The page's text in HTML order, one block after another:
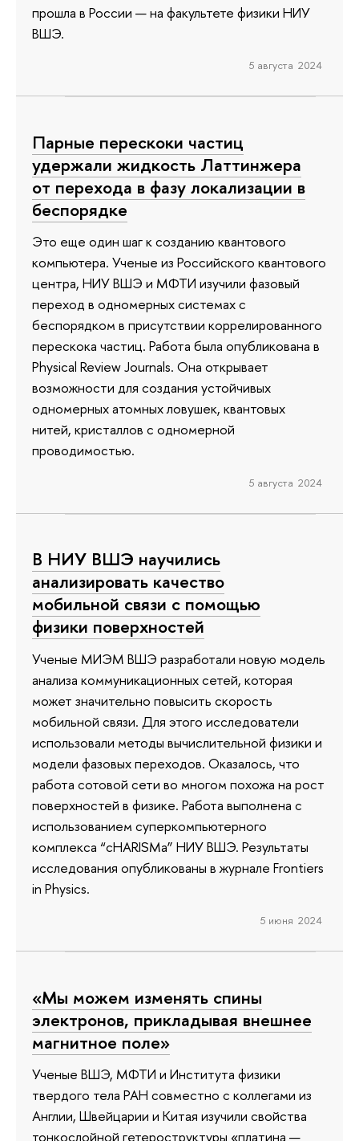
прошла в России — на факультете физики НИУ
ВШЭ.
5 августа 2024
Парные перескоки частиц
удержали жидкость Латтинжера
от перехода в фазу локализации в
беспорядке
Это еще один шаг к созданию квантового
компьютера. Ученые из Российского квантового
центра, НИУ ВШЭ и МФТИ изучили фазовый
переход в одномерных системах с
беспорядком в присутствии коррелированного
перескока частиц. Работа была опубликована в
Physical Review Journals. Она открывает
возможности для создания устойчивых
одномерных атомных ловушек, квантовых
нитей, кристаллов с одномерной
проводимостью.
5 августа 2024
В НИУ ВШЭ научились
анализировать качество
мобильной связи с помощью
физики поверхностей
Ученые МИЭМ ВШЭ разработали новую модель
анализа коммуникационных сетей, которая
может значительно повысить скорость
мобильной связи. Для этого исследователи
использовали методы вычислительной физики и
модели фазовых переходов. Оказалось, что
работа сотовой сети во многом похожа на рост
поверхностей в физике. Работа выполнена с
использованием суперкомпьютерного
комплекса “cHARISMa” НИУ ВШЭ. Результаты
исследования опубликованы в журнале Frontiers
in Physics.
5 июня 2024
«Мы можем изменять спины
электронов, прикладывая внешнее
магнитное поле»
Ученые ВШЭ, МФТИ и Института физики
твердого тела РАН совместно с коллегами из
Англии, Швейцарии и Китая изучили свойства
тонкослойной гетероструктуры «платина —